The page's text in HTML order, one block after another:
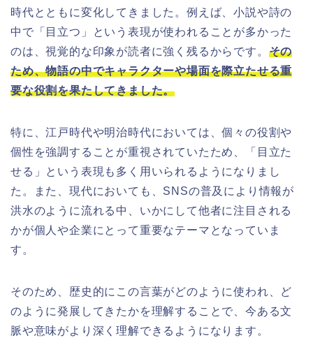
時代とともに変化してきました。例えば、小説や詩の
中で「目立つ」という表現が使われることが多かった
のは、視覚的な印象が読者に強く残るからです。 その
ため、物語の中でキャラクターや場面を際立たせる重
要な役割を果たしてきました。
特に、江戸時代や明治時代においては、個々の役割や
個性を強調することが重視されていたため、「目立た
せる」という表現も多く用いられるようになりまし
た。また、現代においても、SNSの普及により情報が
洪水のように流れる中、いかにして他者に注目される
かが個人や企業にとって重要なテーマとなっていま
す。
そのため、歴史的にこの言葉がどのように使われ、ど
のように発展してきたかを理解することで、今ある文
脈や意味がより深く理解できるようになります。